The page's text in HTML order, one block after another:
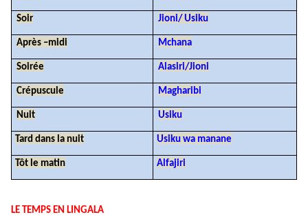
Soir Jioni/ Usiku
Après –midi Mchana
Soirée Alasiri/Jioni
Crépuscule Magharibi
Nuit Usiku
Tard dans la nuit Usiku wa manane
Tôt le matin Alfajiri
LE TEMPS EN LINGALA